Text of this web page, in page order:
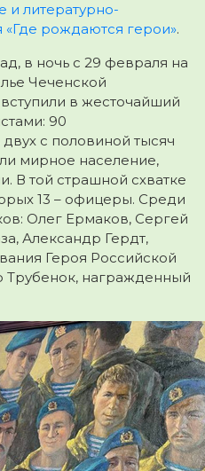
и литературно-
«Где рождаются герои».
в ночь с 29 февраля на
Чеченской
в жесточайший
90
с половиной тысяч
мирное население,
В той страшной схватке
13 – офицеры. Среди
Олег Ермаков, Сергей
Александр Гердт,
Героя Российской
награжденный